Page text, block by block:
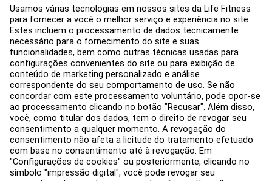
Hub de serviço
Hub de Educação
Sobre
Encontre um Distribuidor
Encontre uma loja
Legal
Acessibilidade
Carreiras